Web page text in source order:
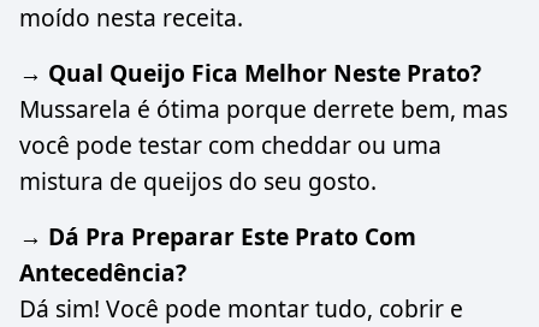
moído nesta receita.
→ Qual Queijo Fica Melhor Neste Prato?
Mussarela é ótima porque derrete bem, mas
você pode testar com cheddar ou uma
mistura de queijos do seu gosto.
→ Dá Pra Preparar Este Prato Com
Antecedência?
Dá sim! Você pode montar tudo, cobrir e